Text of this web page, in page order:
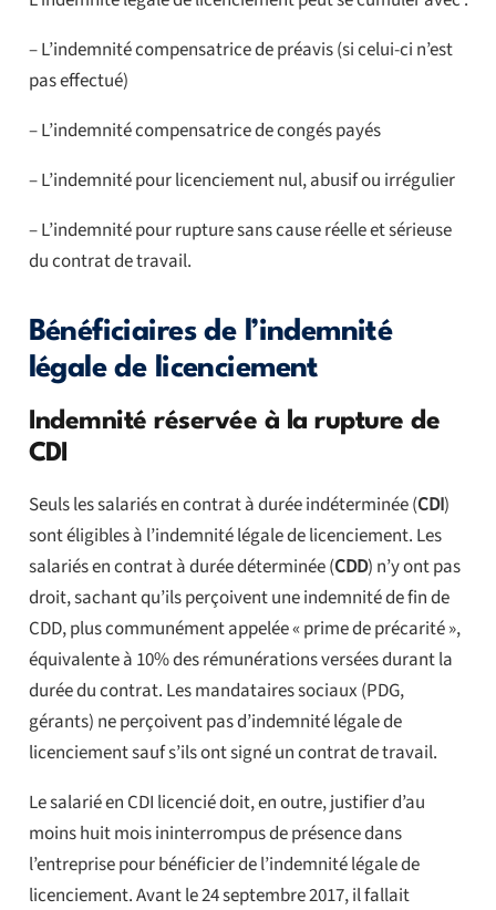
– L’indemnité compensatrice de préavis (si celui-ci n’est
pas effectué)
– L’indemnité compensatrice de congés payés
– L’indemnité pour licenciement nul, abusif ou irrégulier
– L’indemnité pour rupture sans cause réelle et sérieuse
du contrat de travail.
Bénéficiaires de l’indemnité
légale de licenciement
Indemnité réservée à la rupture de
CDI
Seuls les salariés en contrat à durée indéterminée (CDI)
sont éligibles à l’indemnité légale de licenciement. Les
salariés en contrat à durée déterminée (CDD) n’y ont pas
droit, sachant qu’ils perçoivent une indemnité de fin de
CDD, plus communément appelée « prime de précarité »,
équivalente à 10% des rémunérations versées durant la
durée du contrat. Les mandataires sociaux (PDG,
gérants) ne perçoivent pas d’indemnité légale de
licenciement sauf s’ils ont signé un contrat de travail.
Le salarié en CDI licencié doit, en outre, justifier d’au
moins huit mois ininterrompus de présence dans
l’entreprise pour bénéficier de l’indemnité légale de
licenciement. Avant le 24 septembre 2017, il fallait